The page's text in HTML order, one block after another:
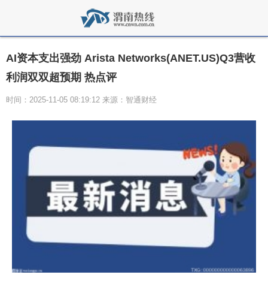
AI资本支出强劲 Arista Networks(ANET.US)Q3营收
利润双双超预期 热点评
时间：2025-11-05 08:19:12 来源：智通财经